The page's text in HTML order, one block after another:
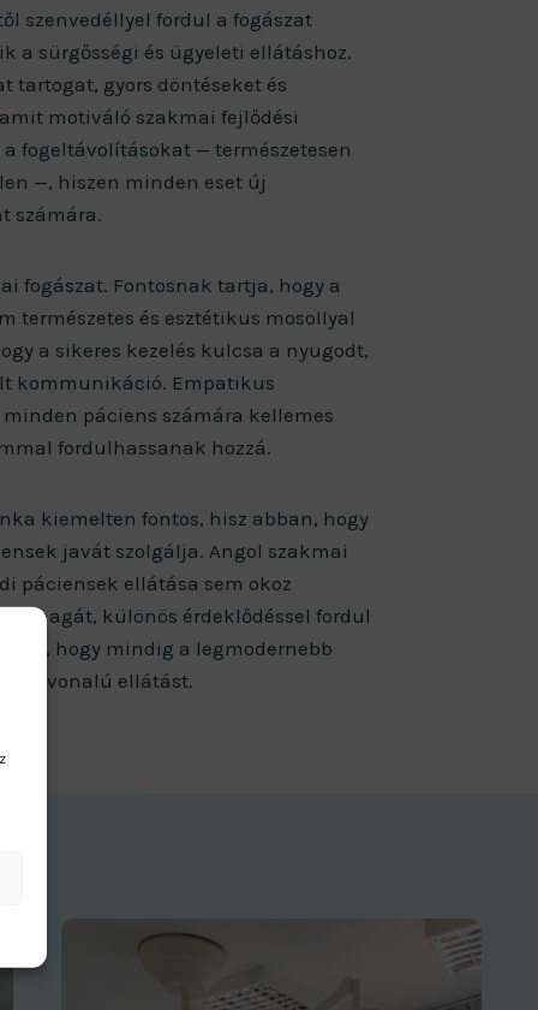
szenvedéllyel fordul a fogászat
a sürgősségi és ügyeleti ellátáshoz.
gyors döntéseket és
motiváló szakmai fejlődési
fogeltávolításokat — természetesen
—, hiszen minden eset új
számára.
fogászat. Fontosnak tartja, hogy a
természetes és esztétikus mosollyal
a sikeres kezelés kulcsa a nyugodt,
kommunikáció. Empatikus
páciens számára kellemes
fordulhassanak hozzá.
kiemelten fontos, hisz abban, hogy
javát szolgálja. Angol szakmai
páciensek ellátása sem okoz
magát, különös érdeklődéssel fordul
hogy mindig a legmodernebb
színvonalú ellátást.